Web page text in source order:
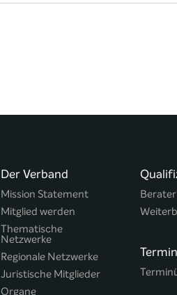
Der Verband
Mission Statement
Mitglied werden
Thematische
Netzwerke
Regionale Netzwerke
Juristische Mitglieder
Organe